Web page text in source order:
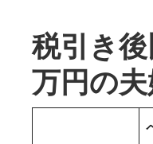
税引き
万円の